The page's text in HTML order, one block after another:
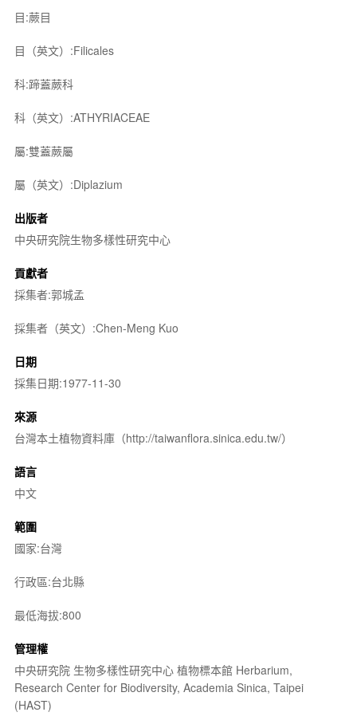
目:蕨目
目（英文）:Filicales
科:蹄蓋蕨科
科（英文）:ATHYRIACEAE
屬:雙蓋蕨屬
屬（英文）:Diplazium
出版者
中央研究院生物多樣性研究中心
貢獻者
採集者:郭城孟
採集者（英文）:Chen-Meng Kuo
日期
採集日期:1977-11-30
來源
台灣本土植物資料庫（http://taiwanflora.sinica.edu.tw/）
語言
中文
範圍
國家:台灣
行政區:台北縣
最低海拔:800
管理權
中央研究院 生物多樣性研究中心 植物標本館 Herbarium,
Research Center for Biodiversity, Academia Sinica, Taipei
(HAST)